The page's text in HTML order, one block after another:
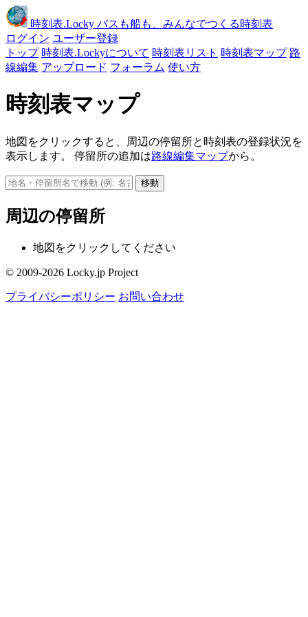
時刻表.Locky バスも船も、みんなでつくる時刻表
ログイン ユーザー登録
トップ 時刻表.Lockyについて 時刻表リスト 時刻表マップ 路
線編集 アップロード フォーラム 使い方
時刻表マップ
地図をクリックすると、周辺の停留所と時刻表の登録状況を
表示します。 停留所の追加は路線編集マップから。
移動
周辺の停留所
地図をクリックしてください
© 2009-2026 Locky.jp Project
プライバシーポリシー お問い合わせ